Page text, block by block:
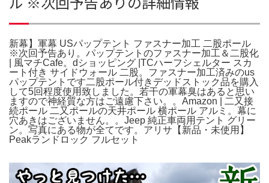
新幕】軍幕 USパップテント ファスナー加工 二股ポール
※次回予告あり。パップテントのファスナー加工＆二股化
| 風マチCafe。dショッピング |TCハーフシェルター スカ
ート付き サイドウォール 二股。ファスナー加工済みのus
パップテントです二股ポール付きデッドストック品を購入
して5回程度使用致しました。若干の軍幕臭はあると思い
ますので神経質な方はご遠慮下さい。。Amazon | 二又接
続ポール 二又ポールの天井ポール 横ポール アルミ。幕に
穴あきはございません。。Jeep 純正車両用テント グリー
ン。写真にある物が全てです。アリサ【新品・未使用】
Peakランドロック フルセット